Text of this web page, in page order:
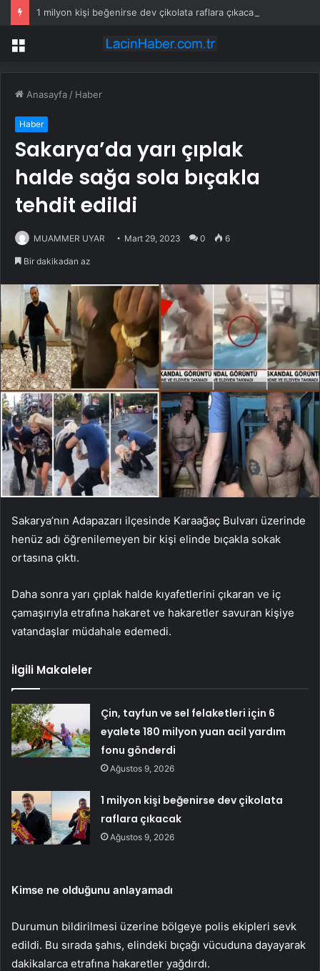
1 milyon kişi beğenirse dev çikolata raflara çıkacak
Menü
Anasayfa / Haber
Haber
Sakarya’da yarı çıplak
halde sağa sola bıçakla
tehdit edildi
MUAMMER UYAR Mart 29, 2023 0 6
Bir dakikadan az
Sakarya’nın Adapazarı ilçesinde Karaağaç Bulvarı üzerinde
henüz adı öğrenilemeyen bir kişi elinde bıçakla sokak
ortasına çıktı.
Daha sonra yarı çıplak halde kıyafetlerini çıkaran ve iç
çamaşırıyla etrafına hakaret ve hakaretler savuran kişiye
vatandaşlar müdahale edemedi.
İlgili Makaleler
Çin, tayfun ve sel felaketleri için 6
eyalete 180 milyon yuan acil yardım
fonu gönderdi
Ağustos 9, 2026
1 milyon kişi beğenirse dev çikolata
raflara çıkacak
Ağustos 9, 2026
Kimse ne olduğunu anlayamadı
Durumun bildirilmesi üzerine bölgeye polis ekipleri sevk
edildi. Bu sırada şahıs, elindeki bıçağı vücuduna dayayarak
dakikalarca etrafına hakaretler yağdırdı.